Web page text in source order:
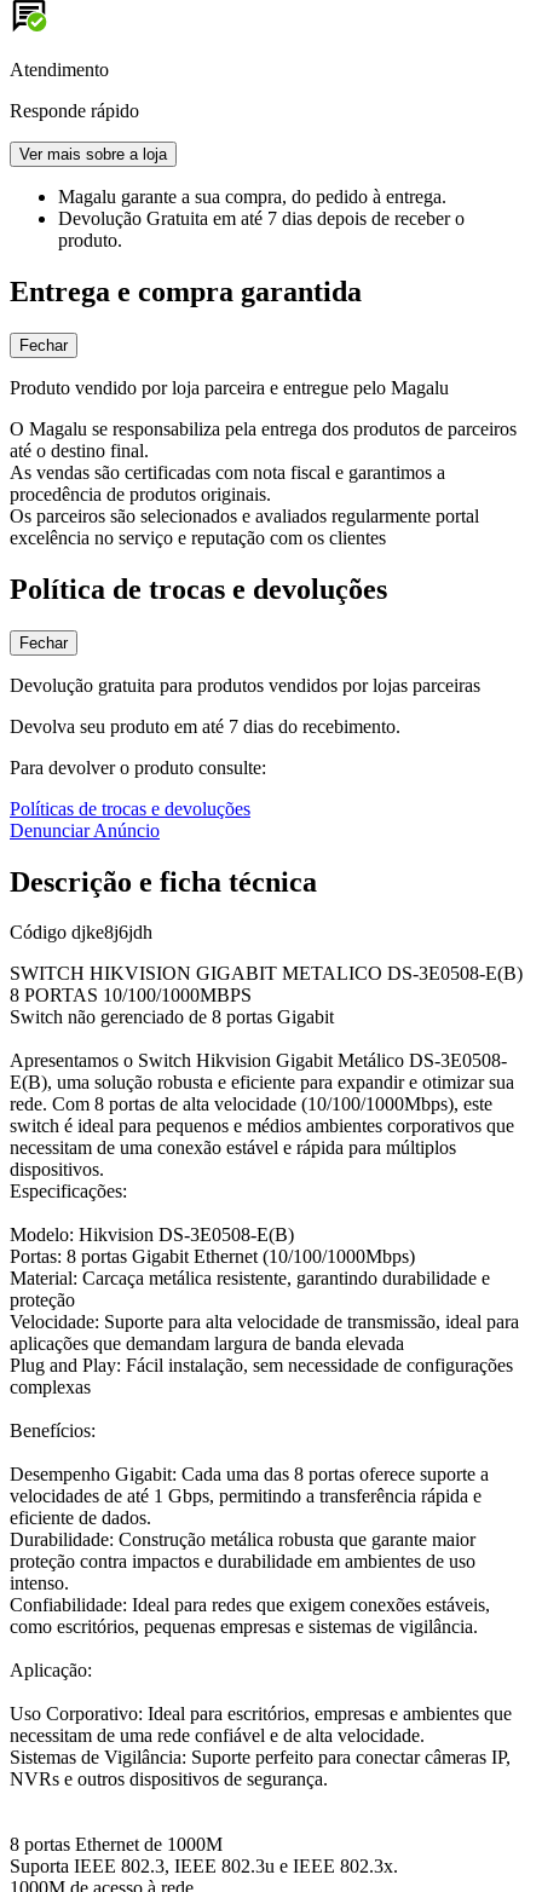
Atendimento
Responde rápido
Ver mais sobre a loja
Magalu garante a sua compra, do pedido à entrega.
Devolução Gratuita em até 7 dias depois de receber o
produto.
Entrega e compra garantida
Fechar
Produto vendido por loja parceira e entregue pelo Magalu
O Magalu se responsabiliza pela entrega dos produtos de parceiros
até o destino final.
As vendas são certificadas com nota fiscal e garantimos a
procedência de produtos originais.
Os parceiros são selecionados e avaliados regularmente portal
excelência no serviço e reputação com os clientes
Política de trocas e devoluções
Fechar
Devolução gratuita para produtos vendidos por lojas parceiras
Devolva seu produto em até 7 dias do recebimento.
Para devolver o produto consulte:
Políticas de trocas e devoluções
Denunciar Anúncio
Descrição e ficha técnica
Código djke8j6jdh
SWITCH HIKVISION GIGABIT METALICO DS-3E0508-E(B)
8 PORTAS 10/100/1000MBPS
Switch não gerenciado de 8 portas Gigabit
Apresentamos o Switch Hikvision Gigabit Metálico DS-3E0508-
E(B), uma solução robusta e eficiente para expandir e otimizar sua
rede. Com 8 portas de alta velocidade (10/100/1000Mbps), este
switch é ideal para pequenos e médios ambientes corporativos que
necessitam de uma conexão estável e rápida para múltiplos
dispositivos.
Especificações:
Modelo: Hikvision DS-3E0508-E(B)
Portas: 8 portas Gigabit Ethernet (10/100/1000Mbps)
Material: Carcaça metálica resistente, garantindo durabilidade e
proteção
Velocidade: Suporte para alta velocidade de transmissão, ideal para
aplicações que demandam largura de banda elevada
Plug and Play: Fácil instalação, sem necessidade de configurações
complexas
Benefícios:
Desempenho Gigabit: Cada uma das 8 portas oferece suporte a
velocidades de até 1 Gbps, permitindo a transferência rápida e
eficiente de dados.
Durabilidade: Construção metálica robusta que garante maior
proteção contra impactos e durabilidade em ambientes de uso
intenso.
Confiabilidade: Ideal para redes que exigem conexões estáveis,
como escritórios, pequenas empresas e sistemas de vigilância.
Aplicação:
Uso Corporativo: Ideal para escritórios, empresas e ambientes que
necessitam de uma rede confiável e de alta velocidade.
Sistemas de Vigilância: Suporte perfeito para conectar câmeras IP,
NVRs e outros dispositivos de segurança.
8 portas Ethernet de 1000M
Suporta IEEE 802.3, IEEE 802.3u e IEEE 802.3x.